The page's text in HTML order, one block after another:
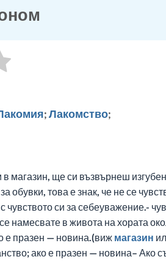
;Лакомство;
магазин, ще си възвърнеш
за обувки, това е знак, че не се
с чувството си за себеуважение.-
намесвате в живота на хората
е празен — новина.(виж магазин
ако е празен — новина– Ако